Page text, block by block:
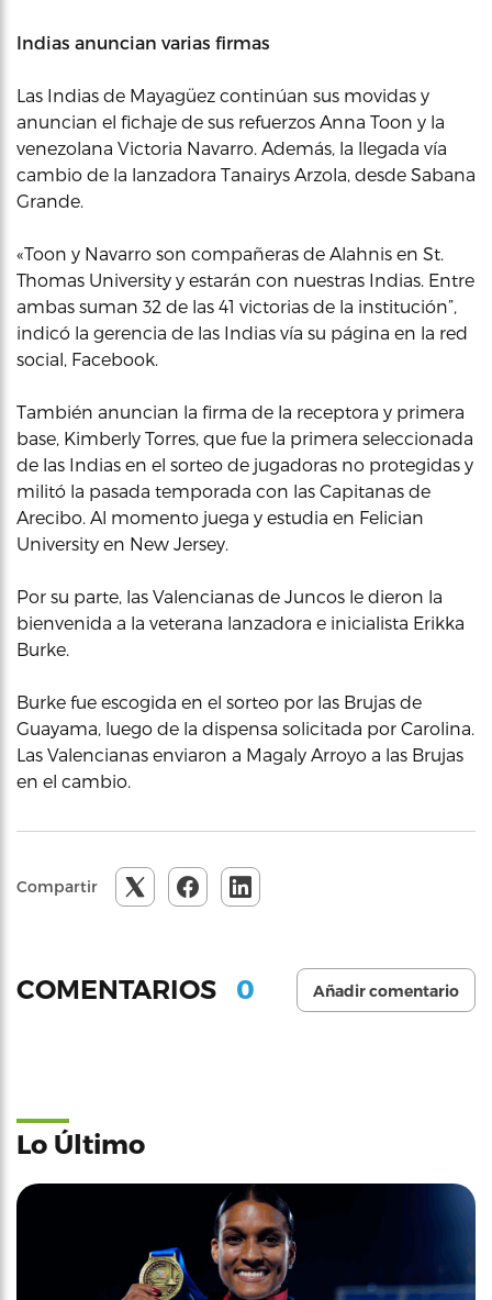
Indias anuncian varias firmas
Las Indias de Mayagüez continúan sus movidas y
anuncian el fichaje de sus refuerzos Anna Toon y la
venezolana Victoria Navarro. Además, la llegada vía
cambio de la lanzadora Tanairys Arzola, desde Sabana
Grande.
«Toon y Navarro son compañeras de Alahnis en St.
Thomas University y estarán con nuestras Indias. Entre
ambas suman 32 de las 41 victorias de la institución”,
indicó la gerencia de las Indias vía su página en la red
social, Facebook.
También anuncian la firma de la receptora y primera
base, Kimberly Torres, que fue la primera seleccionada
de las Indias en el sorteo de jugadoras no protegidas y
militó la pasada temporada con las Capitanas de
Arecibo. Al momento juega y estudia en Felician
University en New Jersey.
Por su parte, las Valencianas de Juncos le dieron la
bienvenida a la veterana lanzadora e inicialista Erikka
Burke.
Burke fue escogida en el sorteo por las Brujas de
Guayama, luego de la dispensa solicitada por Carolina.
Las Valencianas enviaron a Magaly Arroyo a las Brujas
en el cambio.
Compartir
COMENTARIOS 0 Añadir comentario
Lo Último